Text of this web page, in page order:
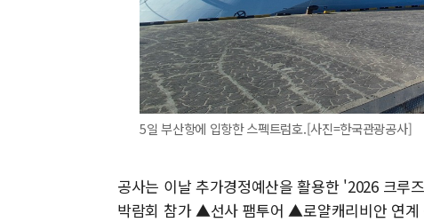
5일 부산항에 입항한 스펙트럼호.[사진=한국관광공사]
공사는 이날 추가경정예산을 활용한 '2026 크
박람회 참가 ▲선사 팸투어 ▲로얄캐리비안 연계